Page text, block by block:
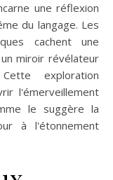
une réflexion
du langage. Les
cachent une
miroir révélateur
exploration
l'émerveillement
le suggère la
à l'étonnement